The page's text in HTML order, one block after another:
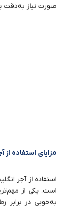
صورت نیاز به‌دقت
مزایای استفاده
استفاده از آجر
است. یکی از
به‌خوبی در برابر